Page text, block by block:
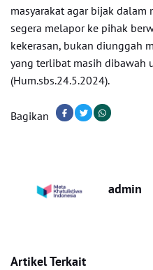
masyarakat agar bijak
segera melapor ke pihak
kekerasan, bukan diunggah
yang terlibat masih dibawah
(Hum.sbs.24.5.2024).
Bagikan
admin
Artikel Terkait